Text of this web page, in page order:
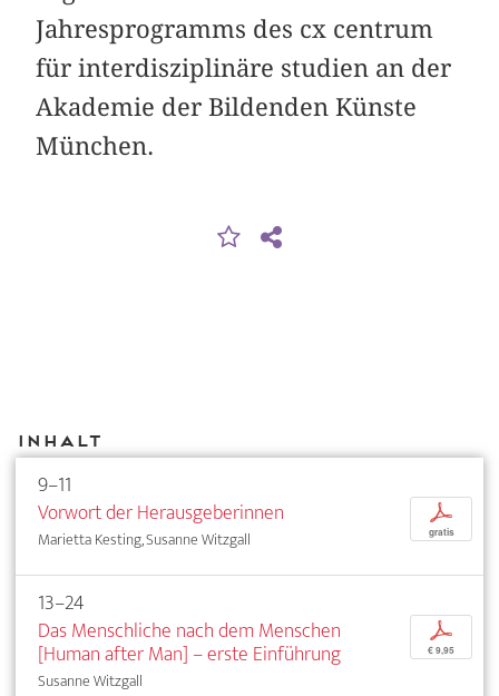
Jahresprogramms des cx centrum
für interdisziplinäre studien an der
Akademie der Bildenden Künste
München.
Inhalt
9–11
Vorwort der Herausgeberinnen
Marietta Kesting, Susanne Witzgall
p
gratis
13–24
Das Menschliche nach dem Menschen
[Human after Man] – erste Einführung
Susanne Witzgall
p
€ 9,95